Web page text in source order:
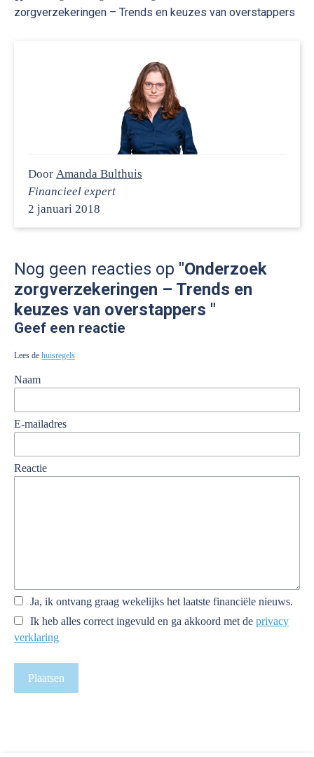
zorgverzekeringen – Trends en keuzes van overstappers
Door Amanda Bulthuis
Financieel expert
2 januari 2018
Nog geen reacties op "Onderzoek
zorgverzekeringen – Trends en
keuzes van overstappers "
Geef een reactie
Lees de huisregels
Naam
E-mailadres
Reactie
Ja, ik ontvang graag wekelijks het laatste financiële nieuws.
Ik heb alles correct ingevuld en ga akkoord met de privacy
verklaring
Plaatsen